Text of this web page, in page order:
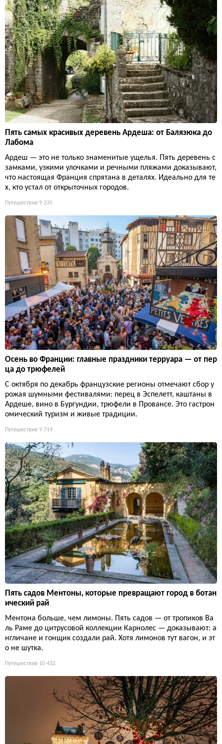
Пять самых красивых деревень Ардеша: от Балязюка до
Лабома
Ардеш — это не только знаменитые ущелья. Пять деревень с
замками, узкими улочками и речными пляжами доказывают,
что настоящая Франция спрятана в деталях. Идеально для те
х, кто устал от открыточных городов.
Путешествия 9 235
Осень во Франции: главные праздники терруара — от пер
ца до трюфелей
С октября по декабрь французские регионы отмечают сбор у
рожая шумными фестивалями: перец в Эспелетт, каштаны в
Ардеше, вино в Бургундии, трюфели в Провансе. Это гастрон
омический туризм и живые традиции.
Путешествия 9 719
Пять садов Ментоны, которые превращают город в ботан
ический рай
Ментона больше, чем лимоны. Пять садов — от тропиков Ва
ль Раме до цитрусовой коллекции Карнолес — доказывают: а
нгличане и гонщик создали рай. Хотя лимонов тут вагон, и эт
о не шутка.
Путешествия 10 432